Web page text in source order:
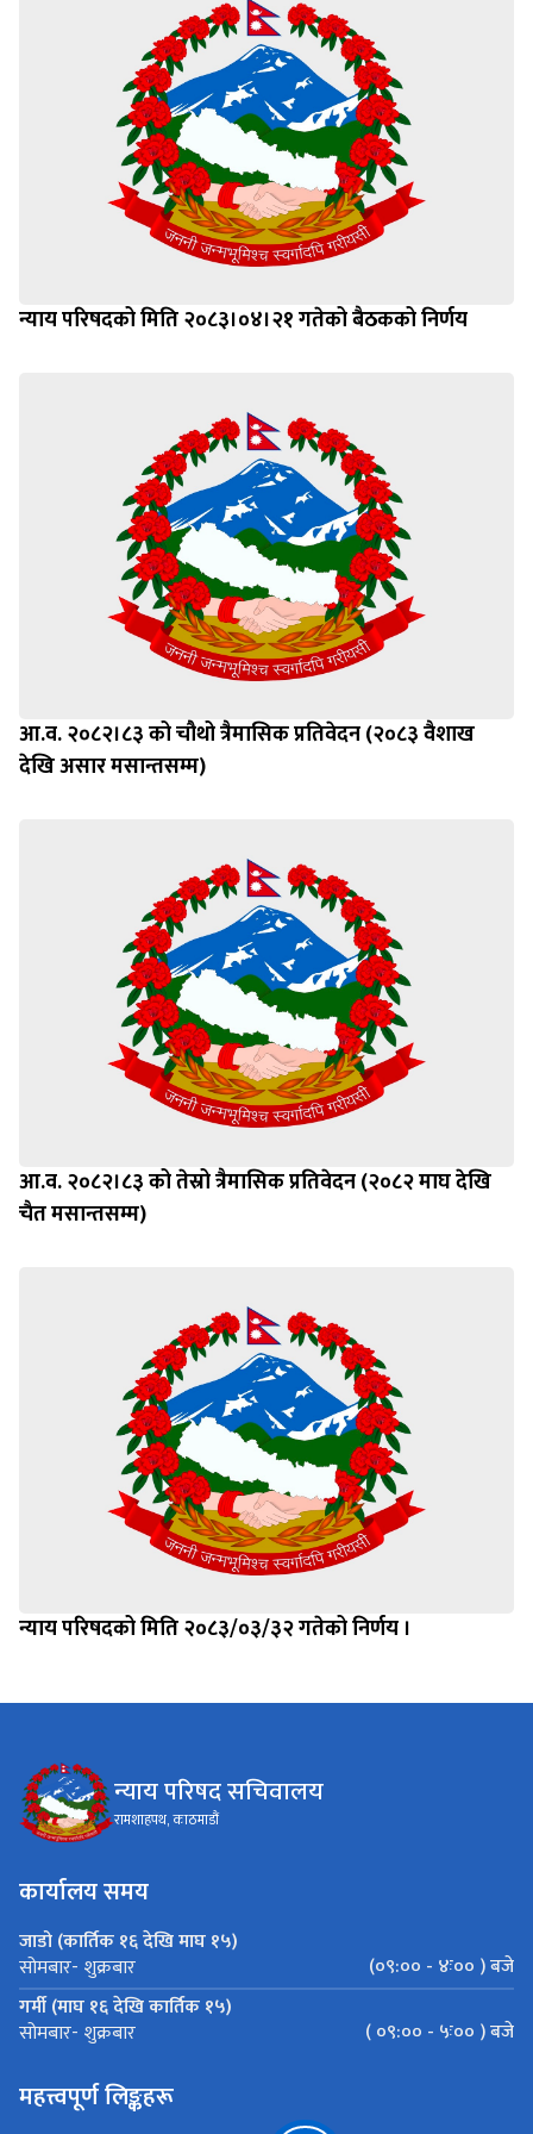
न्याय परिषदको मिति २०८३।०४।२१ गतेको बैठकको निर्णय
आ.व. २०८२।८३ को चौथो त्रैमासिक प्रतिवेदन (२०८३ वैशाख
देखि असार मसान्तसम्म)
आ.व. २०८२।८३ को तेस्रो त्रैमासिक प्रतिवेदन (२०८२ माघ देखि
चैत मसान्तसम्म)
न्याय परिषदको मिति २०८३/०३/३२ गतेको निर्णय ।
न्याय परिषद सचिवालय
रामशाहपथ, काठमाडौं
कार्यालय समय
जाडो (कार्तिक १६ देखि माघ १५)
सोमबार- शुक्रबार
(०९:०० - ४ः०० ) बजे
गर्मी (माघ १६ देखि कार्तिक १५)
सोमबार- शुक्रबार ( ०९:०० - ५ः०० ) बजे
महत्त्वपूर्ण लिङ्कहरू